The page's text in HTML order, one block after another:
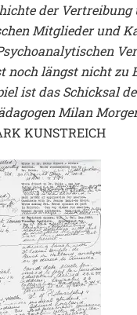
der
Mitglieder und
noch längst nicht zu
ist das Schicksal
Milan
KUNSTREICH